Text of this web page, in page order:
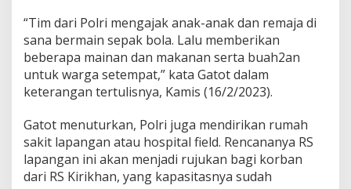
“Tim dari Polri mengajak anak-anak dan remaja di
sana bermain sepak bola. Lalu memberikan
beberapa mainan dan makanan serta buah2an
untuk warga setempat,” kata Gatot dalam
keterangan tertulisnya, Kamis (16/2/2023).
Gatot menuturkan, Polri juga mendirikan rumah
sakit lapangan atau hospital field. Rencananya RS
lapangan ini akan menjadi rujukan bagi korban
dari RS Kirikhan, yang kapasitasnya sudah